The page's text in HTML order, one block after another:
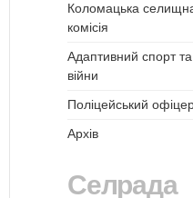
Коломацька
комісія
Адаптивний спорт
війни
Поліцейський
Архів
Селрада